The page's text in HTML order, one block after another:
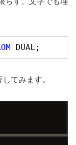
てみます。